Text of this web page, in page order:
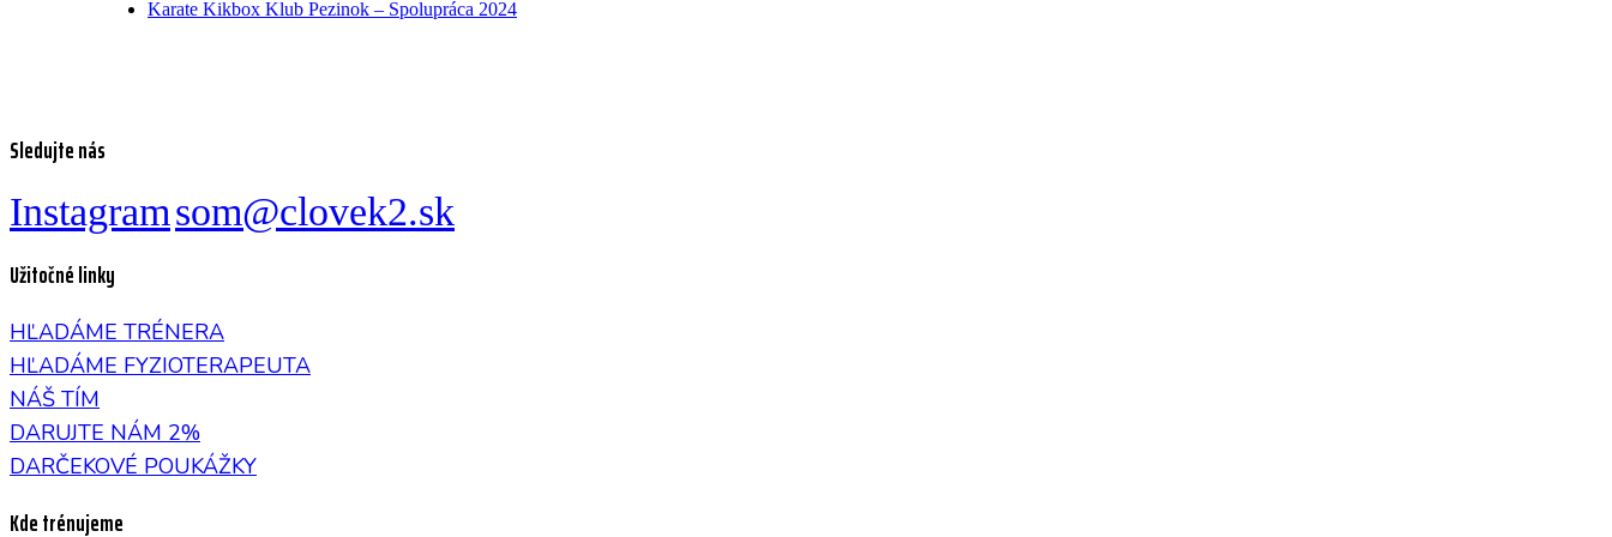
Karate Kikbox Klub Pezinok – Spolupráca 2024
Sledujte nás
Instagramsom@clovek2.sk
Užitočné linky
HĽADÁME TRÉNERA
HĽADÁME FYZIOTERAPEUTA
NÁŠ TÍM
DARUJTE NÁM 2%
DARČEKOVÉ POUKÁŽKY
Kde trénujeme